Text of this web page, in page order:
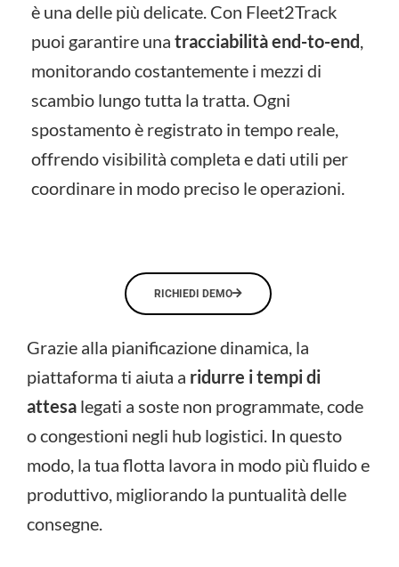
è una delle più delicate. Con Fleet2Track
puoi garantire una tracciabilità end-to-end,
monitorando costantemente i mezzi di
scambio lungo tutta la tratta. Ogni
spostamento è registrato in tempo reale,
offrendo visibilità completa e dati utili per
coordinare in modo preciso le operazioni.
RICHIEDI DEMO
Grazie alla pianificazione dinamica, la
piattaforma ti aiuta a ridurre i tempi di
attesa legati a soste non programmate, code
o congestioni negli hub logistici. In questo
modo, la tua flotta lavora in modo più fluido e
produttivo, migliorando la puntualità delle
consegne.